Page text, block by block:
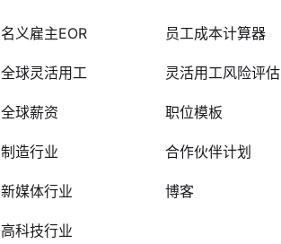
名义雇主EOR
全球灵活用工
全球薪资
制造行业
新媒体行业
高科技行业
员工成本计算器
灵活用工风险评估
职位模板
合作伙伴计划
博客